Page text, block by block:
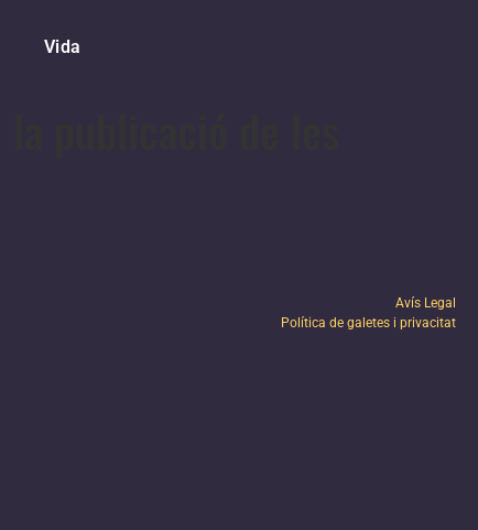
Vida
Avís Legal
Política de galetes i privacitat